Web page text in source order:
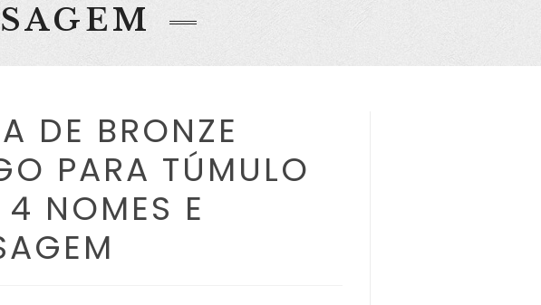
DE BRONZE
PARA TÚMULO
NOMES E